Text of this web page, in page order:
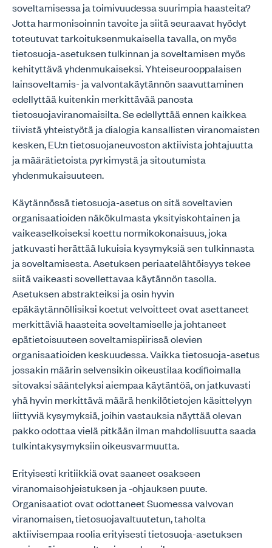
soveltamisessa ja toimivuudessa suurimpia haasteita?
Jotta harmonisoinnin tavoite ja siitä seuraavat hyödyt
toteutuvat tarkoituksenmukaisella tavalla, on myös
tietosuoja-asetuksen tulkinnan ja soveltamisen myös
kehityttävä yhdenmukaiseksi. Yhteiseurooppalaisen
lainsoveltamis- ja valvontakäytännön saavuttaminen
edellyttää kuitenkin merkittävää panosta
tietosuojaviranomaisilta. Se edellyttää ennen kaikkea
tiivistä yhteistyötä ja dialogia kansallisten viranomaisten
kesken, EU:n tietosuojaneuvoston aktiivista johtajuutta
ja määrätietoista pyrkimystä ja sitoutumista
yhdenmukaisuuteen.
Käytännössä tietosuoja-asetus on sitä soveltavien
organisaatioiden näkökulmasta yksityiskohtainen ja
vaikeaselkoiseksi koettu normikokonaisuus, joka
jatkuvasti herättää lukuisia kysymyksiä sen tulkinnasta
ja soveltamisesta. Asetuksen periaatelähtöisyys tekee
siitä vaikeasti sovellettavaa käytännön tasolla.
Asetuksen abstrakteiksi ja osin hyvin
epäkäytännöllisiksi koetut velvoitteet ovat asettaneet
merkittäviä haasteita soveltamiselle ja johtaneet
epätietoisuuteen soveltamispiirissä olevien
organisaatioiden keskuudessa. Vaikka tietosuoja-asetus
jossakin määrin selvensikin oikeustilaa kodifioimalla
sitovaksi sääntelyksi aiempaa käytäntöä, on jatkuvasti
yhä hyvin merkittävä määrä henkilötietojen käsittelyyn
liittyviä kysymyksiä, joihin vastauksia näyttää olevan
pakko odottaa vielä pitkään ilman mahdollisuutta saada
tulkintakysymyksiin oikeusvarmuutta.
Erityisesti kritiikkiä ovat saaneet osakseen
viranomaisohjeistuksen ja -ohjauksen puute.
Organisaatiot ovat odottaneet Suomessa valvovan
viranomaisen, tietosuojavaltuutetun, taholta
aktiivisempaa roolia erityisesti tietosuoja-asetuksen